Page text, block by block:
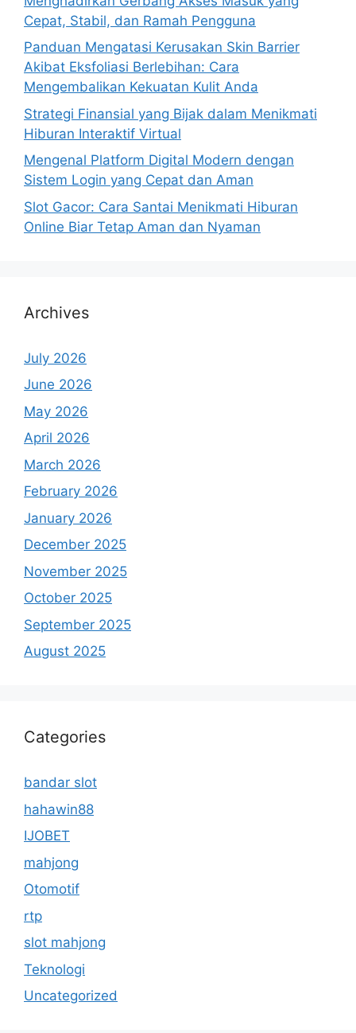
Cepat, Stabil, dan Ramah Pengguna
Panduan Mengatasi Kerusakan Skin Barrier
Akibat Eksfoliasi Berlebihan: Cara
Mengembalikan Kekuatan Kulit Anda
Strategi Finansial yang Bijak dalam Menikmati
Hiburan Interaktif Virtual
Mengenal Platform Digital Modern dengan
Sistem Login yang Cepat dan Aman
Slot Gacor: Cara Santai Menikmati Hiburan
Online Biar Tetap Aman dan Nyaman
Archives
July 2026
June 2026
May 2026
April 2026
March 2026
February 2026
January 2026
December 2025
November 2025
October 2025
September 2025
August 2025
Categories
bandar slot
hahawin88
IJOBET
mahjong
Otomotif
rtp
slot mahjong
Teknologi
Uncategorized